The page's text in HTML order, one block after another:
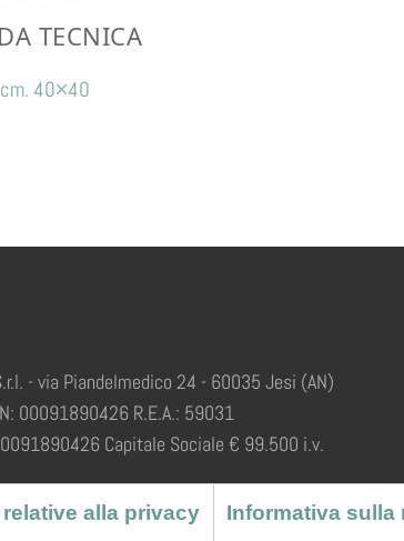
TECNICA
cm. 40×40
- via Piandelmedico 24 - 60035 Jesi (AN)
00091890426 R.E.A.: 59031
Capitale Sociale € 99.500 i.v.
alla privacy Informativa sulla